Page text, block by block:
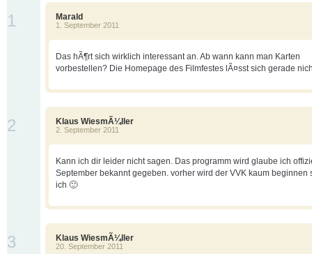
Marald
1. September 2011
1
Das hÃ¶rt sich wirklich interessant an. Ab wann kann man Karten
vorbestellen? Die Homepage des Filmfestes lÃ¤sst sich gerade
Klaus WiesmÃ¼ller
2. September 2011
2
Kann ich dir leider nicht sagen. Das programm wird glaube ich
September bekannt gegeben. vorher wird der VVK kaum beginnen
ich 🙂
Klaus WiesmÃ¼ller
20. September 2011
3